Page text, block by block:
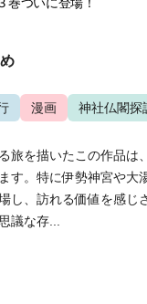
漫画 神社仏閣探
旅を描いたこの作品は
す。特に伊勢神宮や大
し、訪れる価値を感じ
議な存...